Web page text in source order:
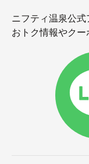
ニフティ温泉公
おトク情報やクー